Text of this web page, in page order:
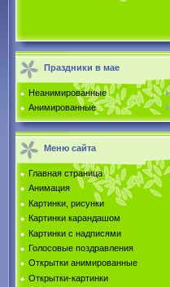
Праздники в мае
Неанимированные
Анимированные
Меню сайта
Главная страница
Анимация
Картинки, рисунки
Картинки карандашом
Картинки с надписями
Голосовые поздравления
Открытки анимированные
Открытки-картинки